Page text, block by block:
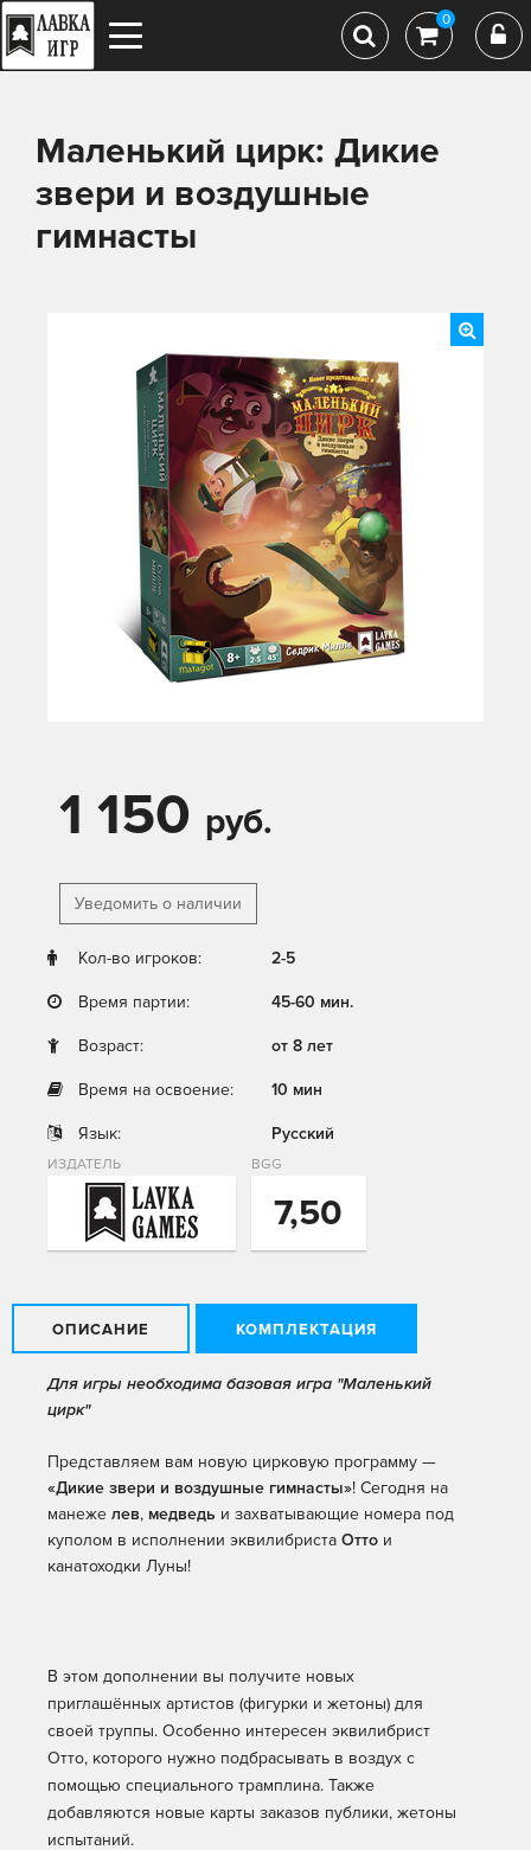
0
Маленький цирк: Дикие
звери и воздушные
гимнасты
1 150 руб.
Уведомить о наличии
Кол-во игроков: 2-5
Время партии: 45-60 мин.
Возраст: от 8 лет
Время на освоение: 10 мин
Язык: Русский
ИЗДАТЕЛЬ BGG
7,50
ОПИСАНИЕ КОМПЛЕКТАЦИЯ
Для игры необходима базовая игра "Маленький
цирк"
Представляем вам новую цирковую программу —
«Дикие звери и воздушные гимнасты»! Сегодня на
манеже лев, медведь и захватывающие номера под
куполом в исполнении эквилибриста Отто и
канатоходки Луны!
В этом дополнении вы получите новых
приглашённых артистов (фигурки и жетоны) для
своей труппы. Особенно интересен эквилибрист
Отто, которого нужно подбрасывать в воздух с
помощью специального трамплина. Также
добавляются новые карты заказов публики, жетоны
испытаний.